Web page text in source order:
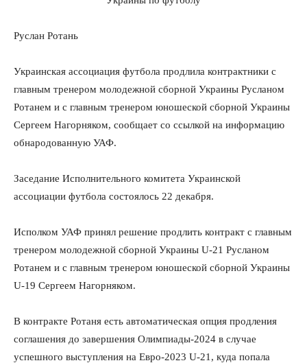
Руслан Ротань
Украинская ассоциация футбола продлила контрактники с
главным тренером молодежной сборной Украины Русланом
Ротанем и с главным тренером юношеской сборной Украины
Сергеем Нагорняком, сообщает со ссылкой на информацию
обнародованную УАФ.
Заседание Исполнительного комитета Украинской
ассоциации футбола состоялось 22 декабря.
Исполком УАФ принял решение продлить контракт с главным
тренером молодежной сборной Украины U-21 Русланом
Ротанем и с главным тренером юношеской сборной Украины
U-19 Сергеем Нагорняком.
В контракте Ротаня есть автоматическая опция продления
соглашения до завершения Олимпиады-2024 в случае
успешного выступления на Евро-2023 U-21, куда попала